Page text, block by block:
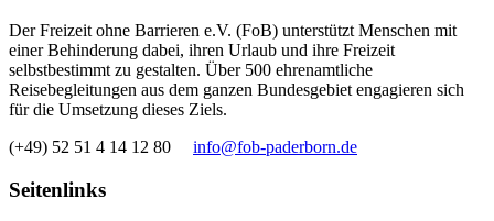
Der Freizeit ohne Barrieren e.V. (FoB) unterstützt Menschen mit
einer Behinderung dabei, ihren Urlaub und ihre Freizeit
selbstbestimmt zu gestalten. Über 500 ehrenamtliche
Reisebegleitungen aus dem ganzen Bundesgebiet engagieren sich
für die Umsetzung dieses Ziels.
(+49) 52 51 4 14 12 80 info@fob-paderborn.de
Seitenlinks